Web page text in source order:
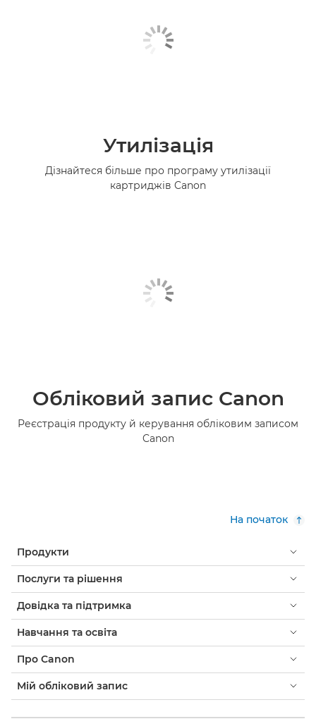
Утилізація
Дізнайтеся більше про програму утилізації
картриджів Canon
Обліковий запис Canon
Реєстрація продукту й керування обліковим записом
Canon
На початок
Продукти
Послуги та рішення
Довідка та підтримка
Навчання та освіта
Про Canon
Мій обліковий запис